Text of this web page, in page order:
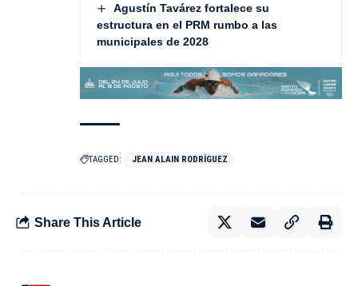
Agustín Tavárez fortalece su
estructura en el PRM rumbo a las
municipales de 2028
TAGGED: JEAN ALAIN RODRÍGUEZ
Share This Article